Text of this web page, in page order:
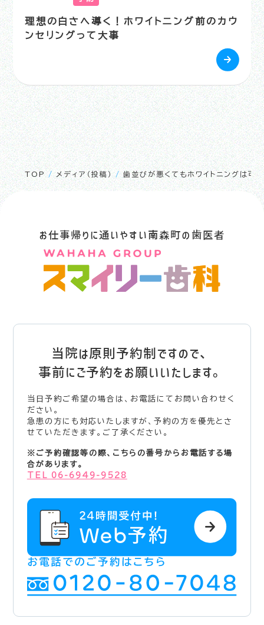
理想の白さへ導く！ホワイトニング前のカウ
ンセリングって大事
TOP / メディア（投稿） / 歯並びが悪くてもホワイトニングは可
お仕事帰りに通いやすい南森町の歯医者
当院は原則予約制ですので、
事前にご予約をお願いいたします。
当日予約ご希望の場合は、お電話にてお問い合わせく
ださい。
急患の方にも対応いたしますが、予約の方を優先とさ
せていただきます。ご了承ください。
※ご予約確認等の際、こちらの番号からお電話する場
合があります。
TEL 06-6949-9528